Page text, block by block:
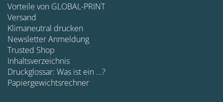
Vorteile von GLOBAL-PRINT
Versand
Klimaneutral drucken
Newsletter Anmeldung
Trusted Shop
Inhaltsverzeichnis
Druckglossar: Was ist ein ...?
Papiergewichtsrechner